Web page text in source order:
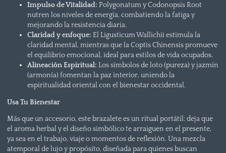
Impulso de Vitalidad: Polygonatum y Codonopsis Root
nutren los niveles de energía, combatiendo la fatiga y
mejorando la resistencia diaria.
Claridad y enfoque: El Ligusticum Wallichii estimula la
claridad mental, mientras que la Coptis Chinensis promueve
el equilibrio emocional, ideal para estilos de vida ocupados.
Alineación Espiritual: Los símbolos de loto (pureza) y jazmín
(armonía) fomentan la paz interior, uniendo la
espiritualidad oriental con el bienestar occidental.
Usa Tu Bienestar
Más que un accesorio, este brazalete es un ritual portátil: deja que
el aroma herbal y el diseño simbólico te arraiguen en el presente,
ya sea en el trabajo, viaje o momentos de reflexión. Una mezcla
atemporal de lujo y propósito, diseñada para quienes buscan